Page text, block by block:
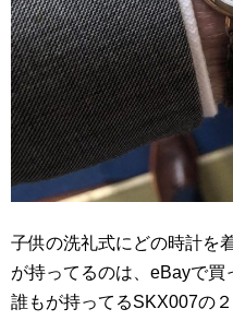
子供の洗礼式にどの時計を
が持ってるのは、eBayで買
誰もが持ってるSKX007の